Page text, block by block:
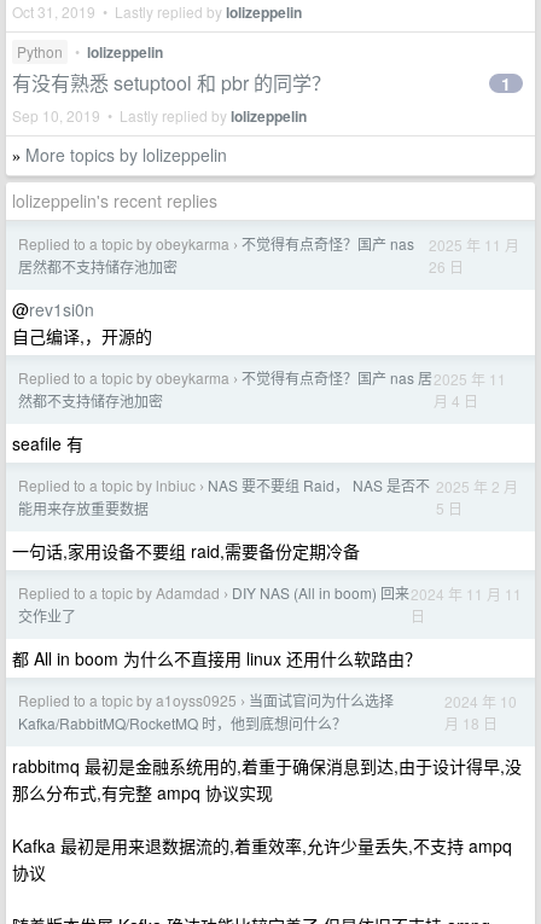
Oct 31, 2019 • Lastly replied bylolizeppelin
Python • lolizeppelin
有没有熟悉 setuptool 和 pbr 的同学？
Sep 10, 2019 • Lastly replied bylolizeppelin
1
» More topics by lolizeppelin
lolizeppelin's recent replies
Replied to a topic by obeykarma › 不觉得有点奇怪？国产 nas
居然都不支持储存池加密
2025 年 11 月
26 日
@rev1si0n
自己编译,，开源的
Replied to a topic by obeykarma › 不觉得有点奇怪？国产 nas 居
然都不支持储存池加密
2025 年 11
月 4 日
seafile 有
Replied to a topic by lnbiuc › NAS 要不要组 Raid， NAS 是否不
能用来存放重要数据
2025 年 2 月
5 日
一句话,家用设备不要组 raid,需要备份定期冷备
Replied to a topic by Adamdad › DIY NAS (All in boom) 回来
交作业了
2024 年 11 月 11
日
都 All in boom 为什么不直接用 linux 还用什么软路由？
Replied to a topic by a1oyss0925 › 当面试官问为什么选择
Kafka/RabbitMQ/RocketMQ 时，他到底想问什么？
2024 年 10
月 18 日
rabbitmq 最初是金融系统用的,着重于确保消息到达,由于设计得早,没
那么分布式,有完整 ampq 协议实现
Kafka 最初是用来退数据流的,着重效率,允许少量丢失,不支持 ampq
协议